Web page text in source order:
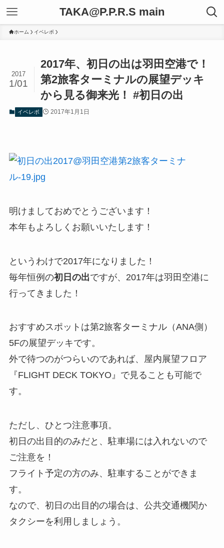
TAKA@P.P.R.S main
ホーム イベレポ
2017年、初日の出は羽田空港で！
第2旅客ターミナルの展望デッキ
から見る御来光！ #初日の出
2017
1/01
イベレポ 2017年1月1日
明けましておめでとうございます！
本年もよろしくお願いいたします！
というわけで2017年になりました！
毎年恒例の初日の出ですが、2017年は羽田空港に
行ってきました！
おすすめスポットは第2旅客ターミナル（ANA側）
5Fの展望デッキです。
外で待つのがつらいのであれば、屋内展望フロア
『FLIGHT DECK TOKYO』で見ることも可能で
す。
ただし、ひとつ注意事項。
初日の出目的のみだと、駐車場には入れないので
ご注意を！
フライト予定の方のみ、駐車することができま
す。
なので、初日の出目的の場合は、公共交通機関か
タクシーを利用しましょう。